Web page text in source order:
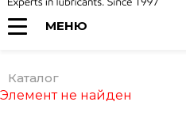
МЕНЮ
Каталог
Элемент не найден